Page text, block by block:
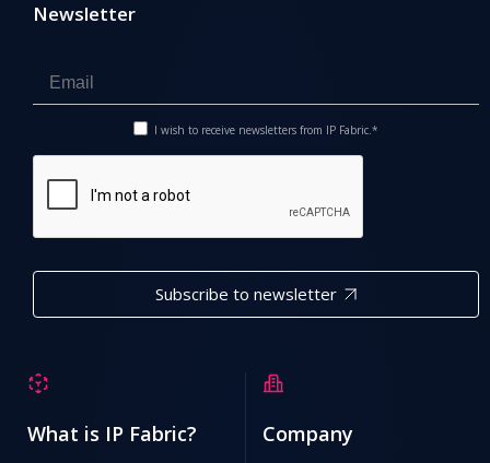
Newsletter
I wish to receive newsletters from IP Fabric.*
Subscribe to newsletter
What is IP Fabric? Company